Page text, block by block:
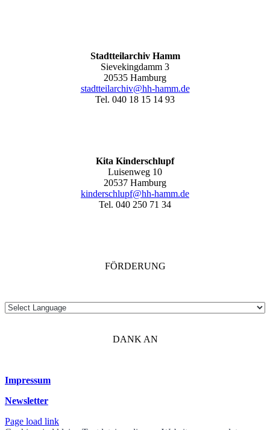
Stadtteilarchiv Hamm
Sievekingdamm 3
20535 Hamburg
stadtteilarchiv@hh-hamm.de
Tel. 040 18 15 14 93
Kita Kinderschlupf
Luisenweg 10
20537 Hamburg
kinderschlupf@hh-hamm.de
Tel. 040 250 71 34
FÖRDERUNG
DANK AN
Impressum
Newsletter
Page load link